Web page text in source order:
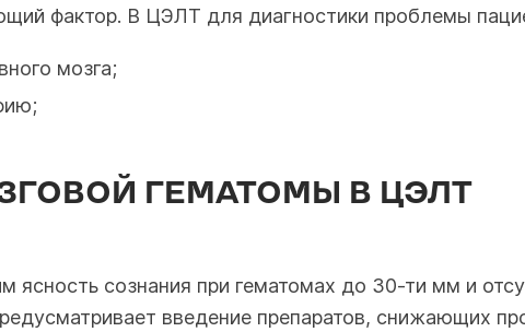
фактор. В ЦЭЛТ для диагностики проблемы
мозга;
ГЕМАТОМЫ В ЦЭЛТ
ясность сознания при гематомах до 30-ти мм и
введение препаратов, снижающих